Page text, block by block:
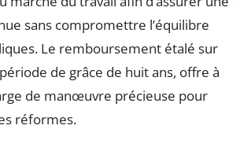
sans compromettre l’équilibre
Le remboursement étalé sur
de grâce de huit ans, offre à
de manœuvre précieuse pour
réformes.